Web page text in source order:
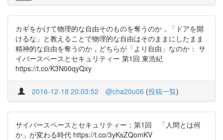
カギをかけて物理的な自由そのものを奪うのか，「ドアを開
けるな」と教えることで物理的な自由はそのままにしたまま
精神的な自由を奪うのか，どちらが「より自由」なのか： サ
イバースペースとセキュリティー 第1回 東浩紀
https://t.co/K3N00qyQxy
2016-12-18 20:03:52 @cha20u06 (投稿一覧)
サイバースペースとセキュリティー：第1回 「人間とは何
か」が変わる時代 https://t.co/3yKsZQomKV